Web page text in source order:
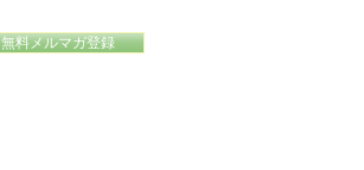
無料メルマガ登録